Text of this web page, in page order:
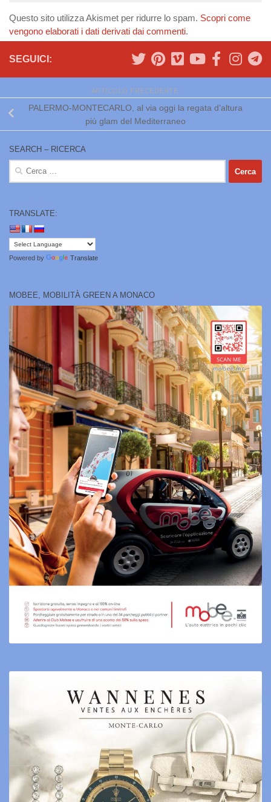
Questo sito utilizza Akismet per ridurre lo spam. Scopri come
vengono elaborati i dati derivati dai commenti.
SEGUICI:
ARTICOLO PRECEDENTE
PALERMO-MONTECARLO, al via oggi la regata d’altura
più glam del Mediterraneo
SEARCH – RICERCA
Ricerca
per:
TRANSLATE:
Powered by Translate
MOBEE, MOBILITÀ GREEN A MONACO